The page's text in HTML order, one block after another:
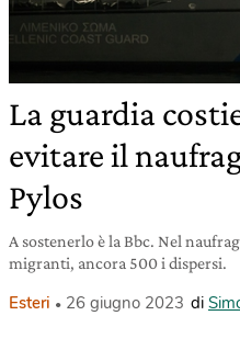
La guardia
evitare il
Pylos
A sostenerlo è la Bbc. Nel
migranti, ancora 500 i dispersi.
Esteri 26 giugno 2023 di